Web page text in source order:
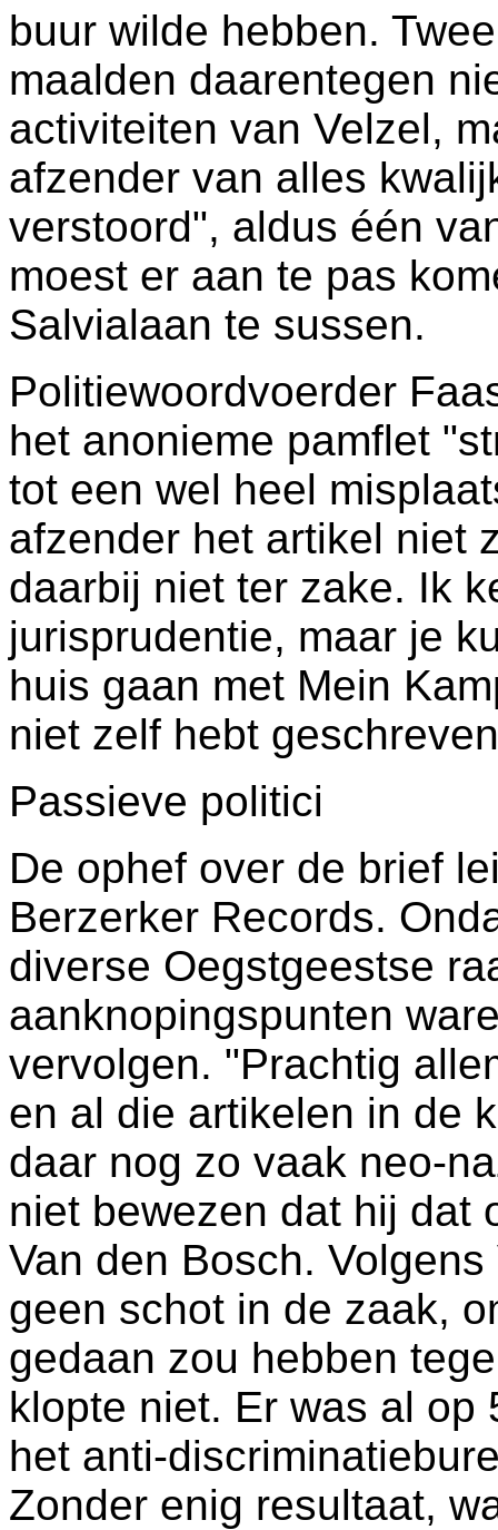
buur wilde hebben.
maalden daarentegen
activiteiten van Velzel,
afzender van alles
verstoord", aldus één
moest er aan te pas
Salvialaan te sussen.
Politiewoordvoerder
het anonieme pamflet
tot een wel heel
afzender het artikel niet
daarbij niet ter zake. Ik
jurisprudentie, maar je
huis gaan met Mein
niet zelf hebt
Passieve politici
De ophef over de brief
Berzerker Records.
diverse Oegstgeestse
aanknopingspunten
vervolgen. "Prachtig
en al die artikelen in de
daar nog zo vaak neo-
niet bewezen dat hij dat
Van den Bosch.
geen schot in de zaak,
gedaan zou hebben
klopte niet. Er was al op
het anti-
Zonder enig resultaat,